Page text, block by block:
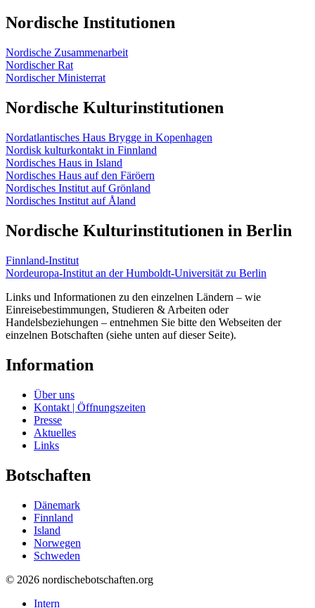
Nordische Institutionen
Nordische Zusammenarbeit
Nordischer Rat
Nordischer Ministerrat
Nordische Kulturinstitutionen
Nordatlantisches Haus Brygge in Kopenhagen
Nordisk kulturkontakt in Finnland
Nordisches Haus in Island
Nordisches Haus auf den Färöern
Nordisches Institut auf Grönland
Nordisches Institut auf Åland
Nordische Kulturinstitutionen in Berlin
Finnland-Institut
Nordeuropa-Institut an der Humboldt-Universität zu Berlin
Links und Informationen zu den einzelnen Ländern – wie
Einreisebestimmungen, Studieren & Arbeiten oder
Handelsbeziehungen – entnehmen Sie bitte den Webseiten der
einzelnen Botschaften (siehe unten auf dieser Seite).
Information
Über uns
Kontakt | Öffnungszeiten
Presse
Aktuelles
Links
Botschaften
Dänemark
Finnland
Island
Norwegen
Schweden
© 2026 nordischebotschaften.org
Intern